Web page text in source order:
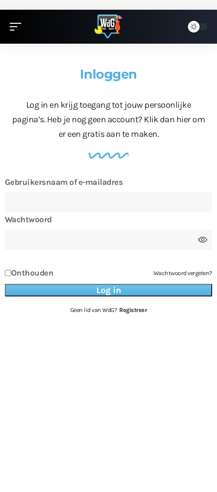
Inloggen
Log in en krijg toegang tot jouw persoonlijke
pagina’s. Heb je nog geen account? Klik dan hierom
er een gratis aan te maken.
Gebruikersnaam of e-mailadres
Wachtwoord
Onthouden Wachtwoord vergeten?
Geen lid van WdG? Registreer